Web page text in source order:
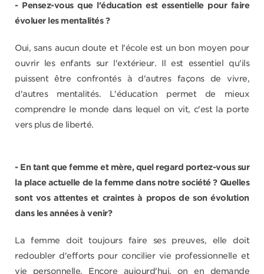
- Pensez-vous que l'éducation est essentielle pour faire
évoluer les mentalités ?
Oui, sans aucun doute et l'école est un bon moyen pour
ouvrir les enfants sur l'extérieur. Il est essentiel qu'ils
puissent être confrontés à d'autres façons de vivre,
d'autres mentalités. L'éducation permet de mieux
comprendre le monde dans lequel on vit, c'est la porte
vers plus de liberté.
- En tant que femme et mère, quel regard portez-vous sur
la place actuelle de la femme dans notre société ? Quelles
sont vos attentes et craintes à propos de son évolution
dans les années à venir?
La femme doit toujours faire ses preuves, elle doit
redoubler d'efforts pour concilier vie professionnelle et
vie personnelle. Encore aujourd'hui, on en demande